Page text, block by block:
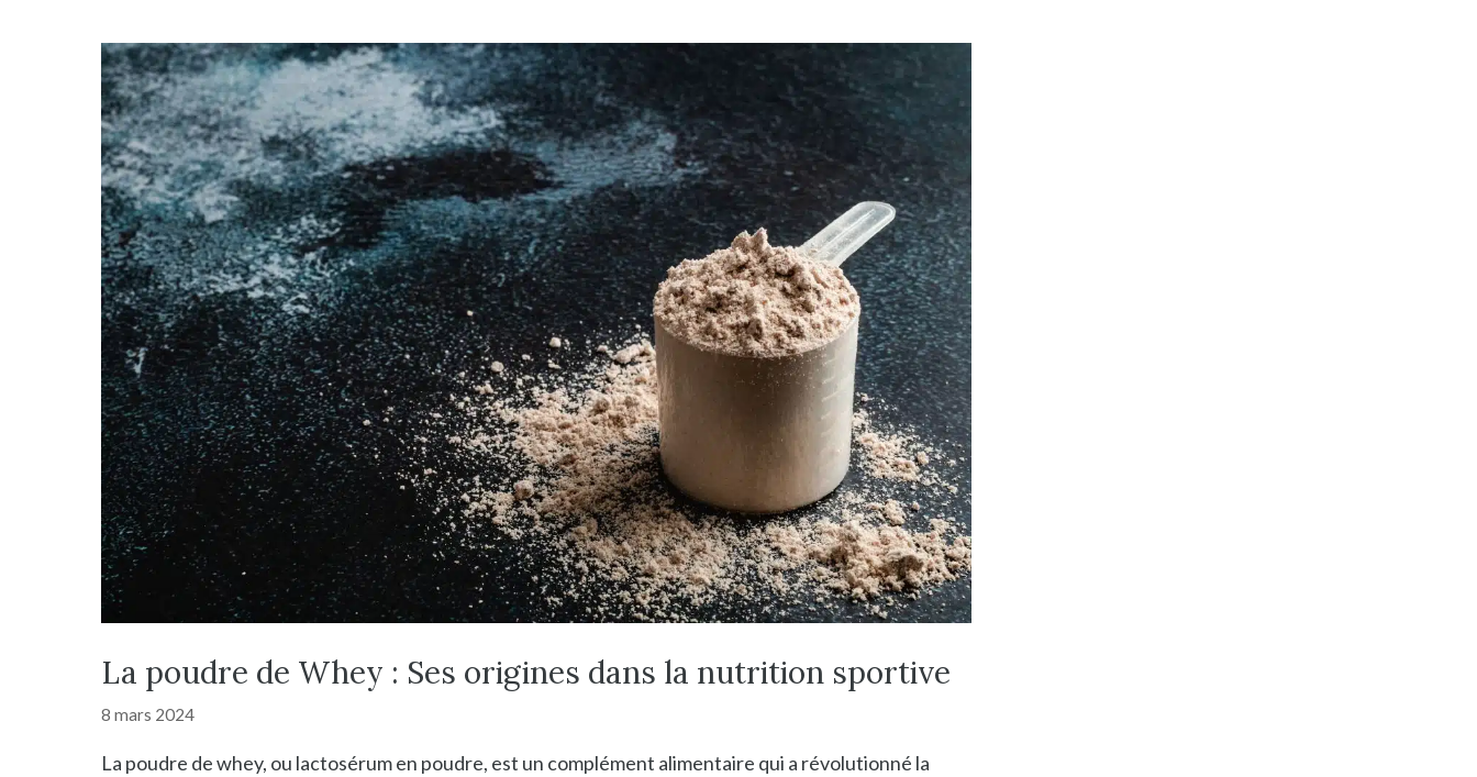
La poudre de Whey : Ses origines dans la nutrition sportive
8 mars 2024
La poudre de whey, ou lactosérum en poudre, est un complément alimentaire qui a révolutionné la